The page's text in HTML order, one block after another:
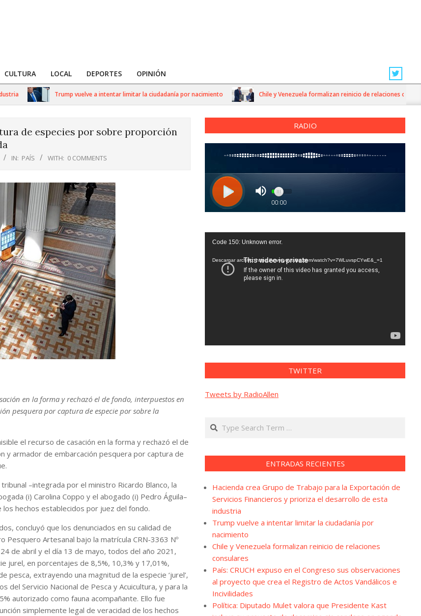
CULTURA LOCAL DEPORTES OPINIÓN
Trump vuelve a intentar limitar la ciudadanía por nacimiento Chile y Venezuela formalizan reinicio de relaciones consulares
de especies por sobre proporción
IN: PAÍS WITH: 0 COMMENTS
en la forma y rechazó el de fondo, interpuestos en
pesquera por captura de especie por sobre la
el recurso de casación en la forma y rechazó el de
y armador de embarcación pesquera por captura de
–integrada por el ministro Ricardo Blanco, la
(i) Carolina Coppo y el abogado (i) Pedro Águila–
hechos establecidos por juez del fondo.
concluyó que los denunciados en su calidad de
Artesanal bajo la matrícula CRN-3363 Nº
de abril y el día 13 de mayo, todos del año 2021,
jurel, en porcentajes de 8,5%, 10,3% y 17,01%,
extrayendo una magnitud de la especie ‘jurel’,
del Servicio Nacional de Pesca y Acuicultura, y para la
autorizado como fauna acompañante. Ello fue
simplemente legal de veracidad de los hechos
RADIO
Reproductor
vídeo
Code 150: Unknown error.
Descargar archivo: https://www.youtube.com/watch?v=7WLuvspCYwE&_=1
TWITTER
Tweets by RadioAllen
Search
ENTRADAS RECIENTES
Hacienda crea Grupo de Trabajo para la Exportación de
Servicios Financieros y prioriza el desarrollo de esta
industria
Trump vuelve a intentar limitar la ciudadanía por
nacimiento
Chile y Venezuela formalizan reinicio de relaciones
consulares
País: CRUCH expuso en el Congreso sus observaciones
al proyecto que crea el Registro de Actos Vandálicos e
Incivilidades
Política: Diputado Mulet valora que Presidente Kast